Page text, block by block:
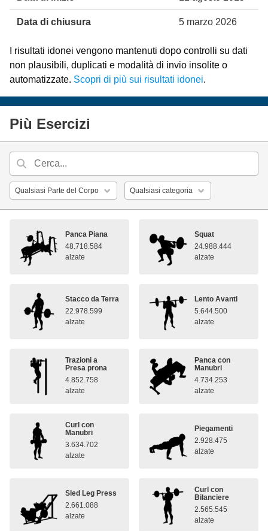
Data di chiusura 5 marzo 2026
I risultati idonei vengono mantenuti dopo controlli su dati
non plausibili, duplicati e modalità di invio insolite o
automatizzate. Scopri di più sui risultati idonei.
Più Esercizi
Panca Piana
48.718.584
alzate
Squat
24.988.444
alzate
Stacco da Terra
22.978.599
alzate
Lento Avanti
5.644.500
alzate
Trazioni a
Presa prona
4.852.758
alzate
Panca con
Manubri
4.734.253
alzate
Curl con
Manubri
3.634.702
alzate
Piegamenti
2.928.475
alzate
Sled Leg Press
2.661.088
alzate
Curl con
Bilanciere
2.565.545
alzate